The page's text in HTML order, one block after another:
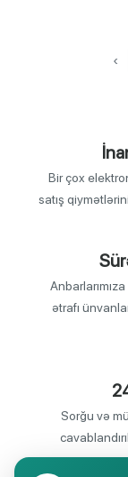
‹
Bir çox
satış
ətrafı
Sorğu və